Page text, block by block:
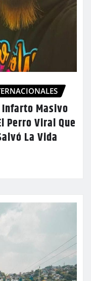
Masivo
Perro Viral Que
La Vida